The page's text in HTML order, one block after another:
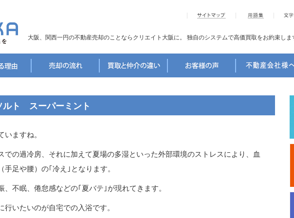
大阪、関西一円の不動産売却のことならクリエイト大阪に。 独自のシステムで高価買取をお約束しま
ルト スーパーミント
いますね。
での過冷房、それに加えて夏場の多湿といった外部環境のストレスにより、血
手足や腰）の｢冷え｣となります。
、不眠、倦怠感などの｢夏バテ｣が現れてきます。
行いたいのが自宅での入浴です。